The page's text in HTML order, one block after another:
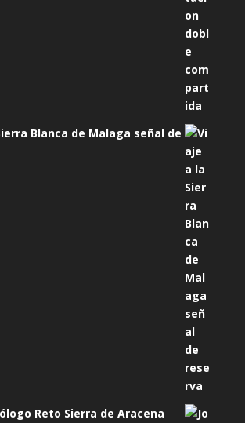
Blanca de Malaga señal de
Reto Sierra de Aracena